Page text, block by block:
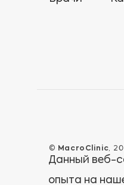
© MacroClinic,
Данный веб-
опыта на